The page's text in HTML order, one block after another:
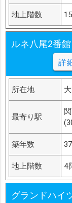
地上階数
ルネ八尾2番館
詳
所在地
最寄り駅
築年数
地上階数 4
グランドハイ